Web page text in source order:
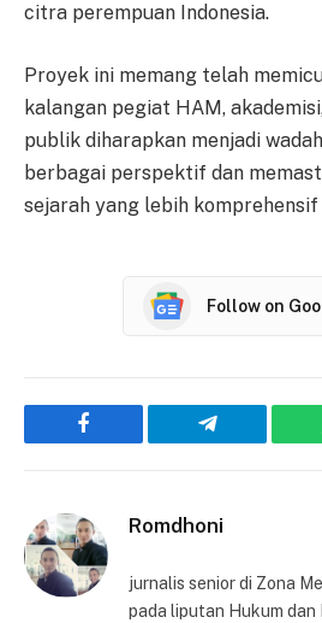
citra perempuan Indonesia.
Proyek ini memang telah
kalangan pegiat HAM,
publik diharapkan menjadi
berbagai perspektif dan
sejarah yang lebih
Follow on
Facebook Telegram
Romdhoni
jurnalis senior di Zona
pada liputan Hukum dan